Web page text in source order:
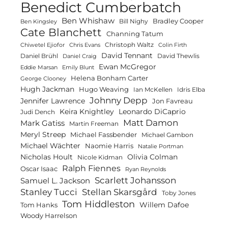
Benedict Cumberbatch
Ben Kingsley Ben Whishaw Bill Nighy Bradley Cooper
Cate Blanchett Channing Tatum
Chiwetel Ejiofor Chris Evans Christoph Waltz Colin Firth
Daniel Brühl Daniel Craig David Tennant David Thewlis
Eddie Marsan Emily Blunt Ewan McGregor
George Clooney Helena Bonham Carter
Hugh Jackman Hugo Weaving Ian McKellen Idris Elba
Jennifer Lawrence Johnny Depp Jon Favreau
Judi Dench Keira Knightley Leonardo DiCaprio
Mark Gatiss Martin Freeman Matt Damon
Meryl Streep Michael Fassbender Michael Gambon
Michael Wächter Naomie Harris Natalie Portman
Nicholas Hoult Nicole Kidman Olivia Colman
Oscar Isaac Ralph Fiennes Ryan Reynolds
Samuel L. Jackson Scarlett Johansson
Stanley Tucci Stellan Skarsgård Toby Jones
Tom Hanks Tom Hiddleston Willem Dafoe
Woody Harrelson